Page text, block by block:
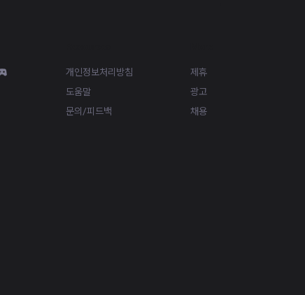
개인정보처리방침
도움말
문의/피드백
제휴
광고
채용